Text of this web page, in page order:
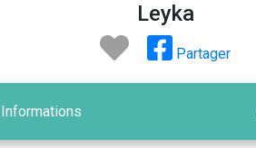
Leyka
Partager
Informations